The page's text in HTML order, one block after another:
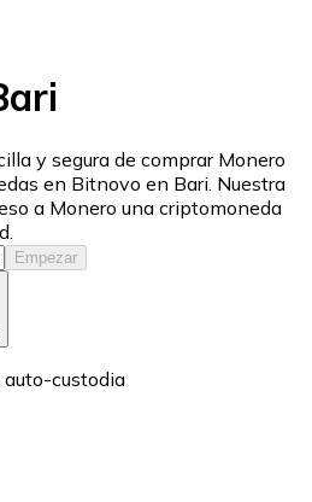
y segura de comprar Monero
en Bitnovo en Bari. Nuestra
a Monero una criptomoneda
Empezar
custodia